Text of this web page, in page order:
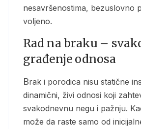
nesavršenostima, bezuslovno
voljeno.
Rad na braku –
građenje odnosa
Brak i porodica nisu statične institucije, već
dinamični, živi odnosi koji
svakodnevnu negu i pažnju.
može da raste samo od